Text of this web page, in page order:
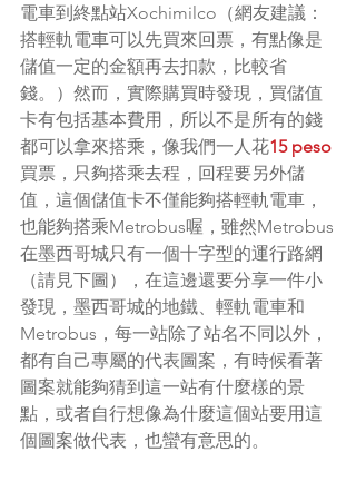
電車到終點站Xochimilco（網友建議：
搭輕軌電車可以先買來回票，有點像是
儲值一定的金額再去扣款，比較省
錢。）然而，實際購買時發現，買儲值
卡有包括基本費用，所以不是所有的錢
都可以拿來搭乘，像我們一人花15 peso
買票，只夠搭乘去程，回程要另外儲
值，這個儲值卡不僅能夠搭輕軌電車，
也能夠搭乘Metrobus喔，雖然Metrobus
在墨西哥城只有一個十字型的運行路網
（請見下圖），在這邊還要分享一件小
發現，墨西哥城的地鐵、輕軌電車和
Metrobus，每一站除了站名不同以外，
都有自己專屬的代表圖案，有時候看著
圖案就能夠猜到這一站有什麼樣的景
點，或者自行想像為什麼這個站要用這
個圖案做代表，也蠻有意思的。